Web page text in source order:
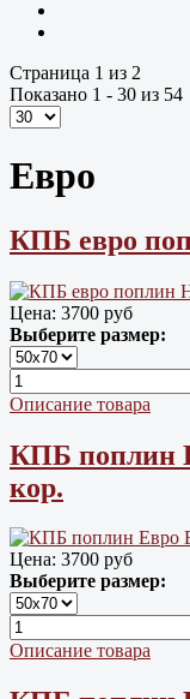
Страница 1 из 2
Показано 1 - 30 из 54
Евро
КПБ евро
Цена: 3700 руб
Выберите размер:
Описание товара
КПБ поплин
кор.
Цена: 3700 руб
Выберите размер:
Описание товара